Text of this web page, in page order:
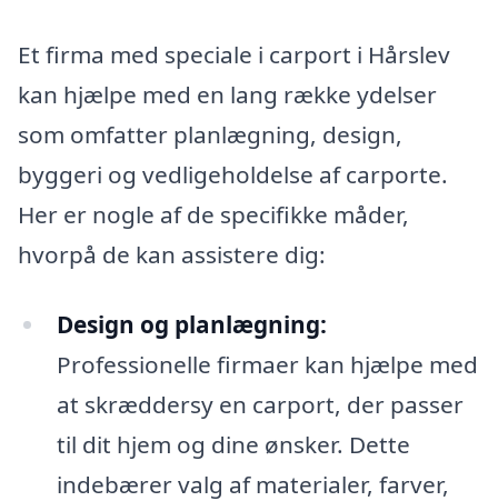
Et firma med speciale i carport i Hårslev
kan hjælpe med en lang række ydelser
som omfatter planlægning, design,
byggeri og vedligeholdelse af carporte.
Her er nogle af de specifikke måder,
hvorpå de kan assistere dig:
Design og planlægning:
Professionelle firmaer kan hjælpe med
at skræddersy en carport, der passer
til dit hjem og dine ønsker. Dette
indebærer valg af materialer, farver,